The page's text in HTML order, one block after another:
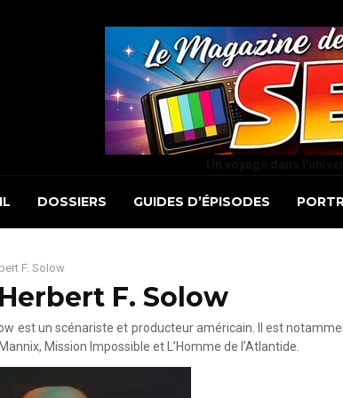
DOSSIERS GUIDES D’ÉPISODES
F. Solow
F. Solow
est un scénariste et producteur américain. Il est
Mission Impossible et L’Homme de l’Atlantide.